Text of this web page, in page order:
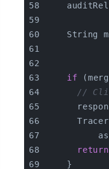
String
if
//
return
    }